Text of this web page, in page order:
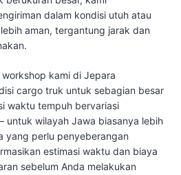
dalam kondisi utuh atau
aman, tergantung jarak dan
kami di Jepara
cargo truk untuk sebagian besar
waktu tempuh bervariasi
wilayah Jawa biasanya lebih
yang perlu penyeberangan
estimasi waktu dan biaya
sebelum Anda melakukan